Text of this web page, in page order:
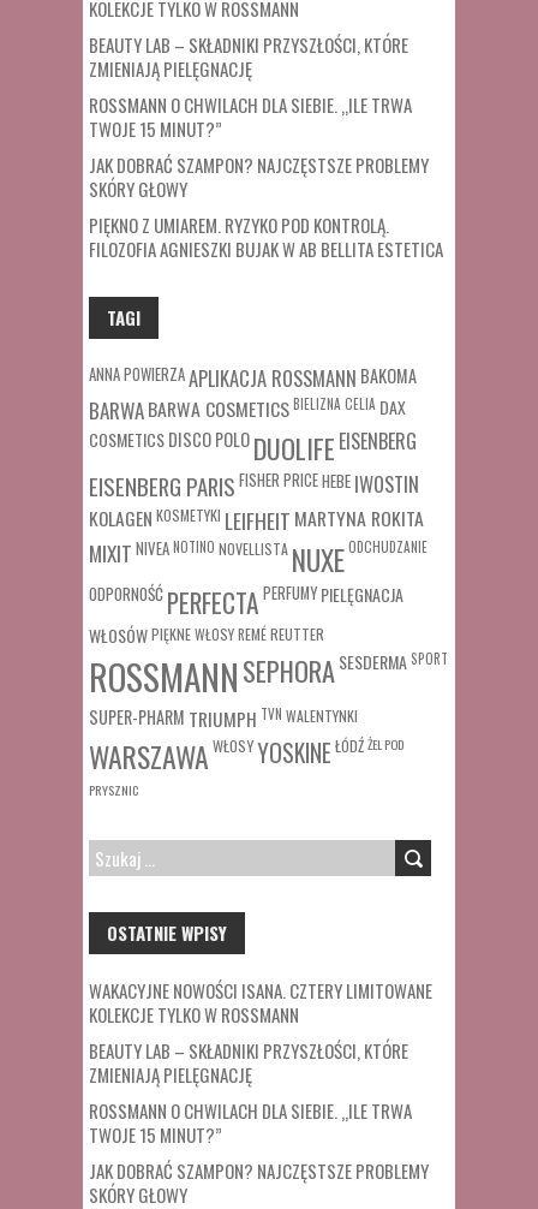
KOLEKCJE TYLKO W ROSSMANN
BEAUTY LAB – SKŁADNIKI PRZYSZŁOŚCI, KTÓRE
ZMIENIAJĄ PIELĘGNACJĘ
ROSSMANN O CHWILACH DLA SIEBIE. „ILE TRWA
TWOJE 15 MINUT?”
JAK DOBRAĆ SZAMPON? NAJCZĘSTSZE PROBLEMY
SKÓRY GŁOWY
PIĘKNO Z UMIAREM. RYZYKO POD KONTROLĄ.
FILOZOFIA AGNIESZKI BUJAK W AB BELLITA ESTETICA
TAGI
ANNA POWIERZAAPLIKACJA ROSSMANN BAKOMA
BARWABARWA COSMETICSBIELIZNA CELIA DAX
COSMETICSDISCO POLODUOLIFE EISENBERG
EISENBERG PARIS FISHER PRICEHEBE IWOSTIN
KOLAGEN KOSMETYKI LEIFHEIT MARTYNA ROKITA
MIXIT NIVEANOTINO NOVELLISTA NUXEODCHUDZANIE
ODPORNOŚĆ PERFECTA PERFUMY PIELĘGNACJA
WŁOSÓWPIĘKNE WŁOSYREMÉREUTTER
ROSSMANNSEPHORASESDERMA SPORT
SUPER-PHARM TRIUMPH TVN WALENTYNKI
WARSZAWA WŁOSYYOSKINE ŁÓDŹŻEL POD
PRYSZNIC
SZUKAJ:
OSTATNIE WPISY
WAKACYJNE NOWOŚCI ISANA. CZTERY LIMITOWANE
KOLEKCJE TYLKO W ROSSMANN
BEAUTY LAB – SKŁADNIKI PRZYSZŁOŚCI, KTÓRE
ZMIENIAJĄ PIELĘGNACJĘ
ROSSMANN O CHWILACH DLA SIEBIE. „ILE TRWA
TWOJE 15 MINUT?”
JAK DOBRAĆ SZAMPON? NAJCZĘSTSZE PROBLEMY
SKÓRY GŁOWY